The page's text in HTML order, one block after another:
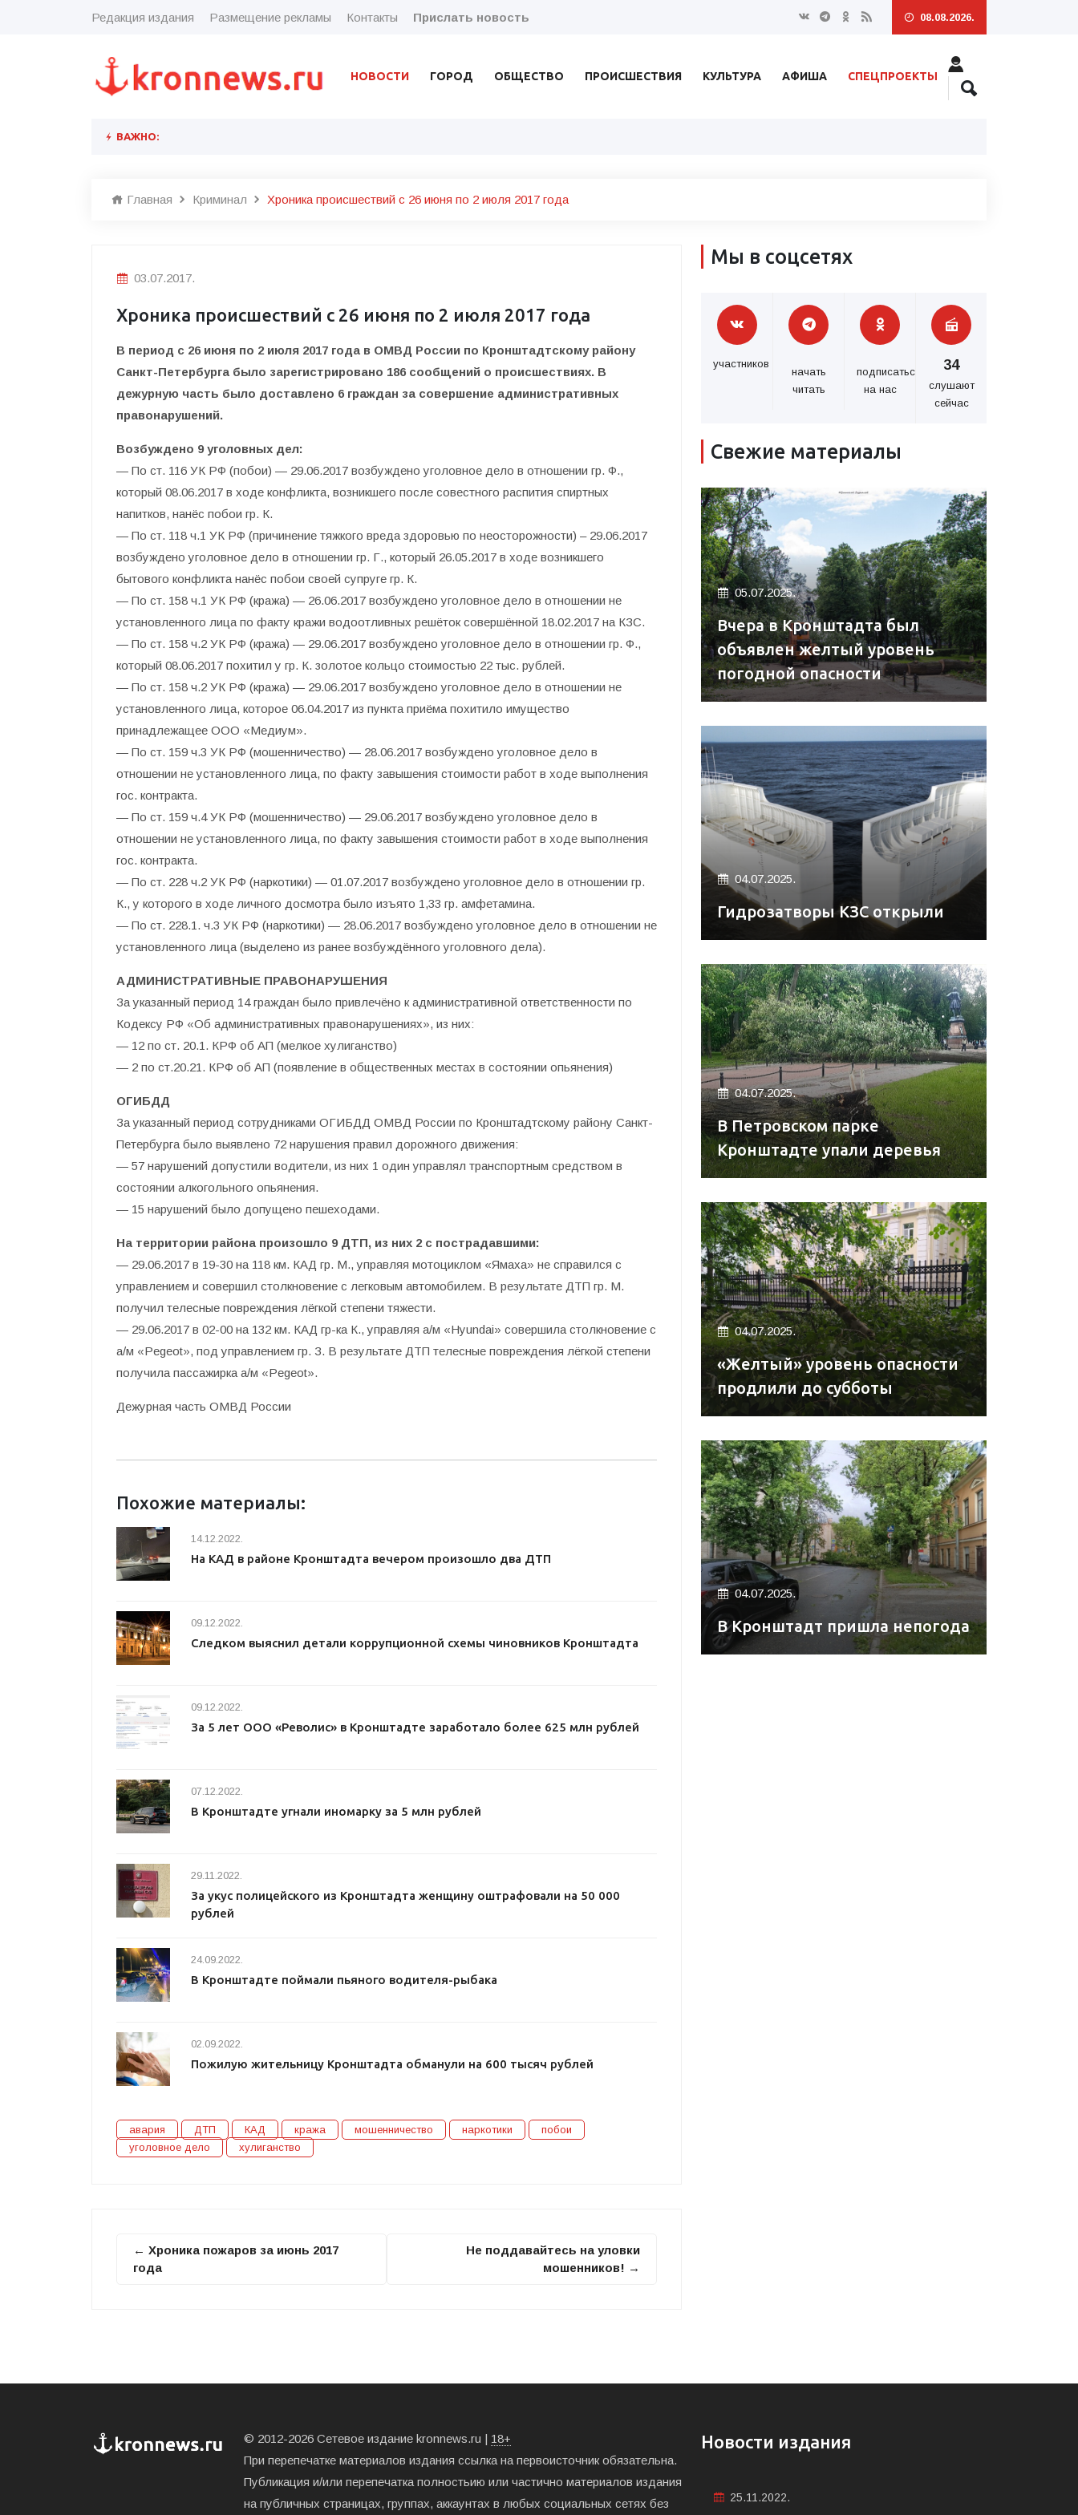
Редакция издания Размещение рекламы Контакты Прислать новость 08.08.2026.
НОВОСТИ ГОРОД ОБЩЕСТВО ПРОИСШЕСТВИЯ КУЛЬТУРА АФИША СПЕЦПРОЕКТЫ
ВАЖНО:
Главная Криминал Хроника происшествий с 26 июня по 2 июля 2017 года
03.07.2017.
Хроника происшествий с 26 июня по 2 июля 2017 года
В период с 26 июня по 2 июля 2017 года в ОМВД России по Кронштадтскому району
Санкт-Петербурга было зарегистрировано 186 сообщений о происшествиях. В
дежурную часть было доставлено 6 граждан за совершение административных
правонарушений.
Возбуждено 9 уголовных дел:
— По ст. 116 УК РФ (побои) — 29.06.2017 возбуждено уголовное дело в отношении гр. Ф.,
который 08.06.2017 в ходе конфликта, возникшего после совестного распития спиртных
напитков, нанёс побои гр. К.
— По ст. 118 ч.1 УК РФ (причинение тяжкого вреда здоровью по неосторожности) – 29.06.2017
возбуждено уголовное дело в отношении гр. Г., который 26.05.2017 в ходе возникшего
бытового конфликта нанёс побои своей супруге гр. К.
— По ст. 158 ч.1 УК РФ (кража) — 26.06.2017 возбуждено уголовное дело в отношении не
установленного лица по факту кражи водоотливных решёток совершённой 18.02.2017 на КЗС.
— По ст. 158 ч.2 УК РФ (кража) — 29.06.2017 возбуждено уголовное дело в отношении гр. Ф.,
который 08.06.2017 похитил у гр. К. золотое кольцо стоимостью 22 тыс. рублей.
— По ст. 158 ч.2 УК РФ (кража) — 29.06.2017 возбуждено уголовное дело в отношении не
установленного лица, которое 06.04.2017 из пункта приёма похитило имущество
принадлежащее ООО «Медиум».
— По ст. 159 ч.3 УК РФ (мошенничество) — 28.06.2017 возбуждено уголовное дело в
отношении не установленного лица, по факту завышения стоимости работ в ходе выполнения
гос. контракта.
— По ст. 159 ч.4 УК РФ (мошенничество) — 29.06.2017 возбуждено уголовное дело в
отношении не установленного лица, по факту завышения стоимости работ в ходе выполнения
гос. контракта.
— По ст. 228 ч.2 УК РФ (наркотики) — 01.07.2017 возбуждено уголовное дело в отношении гр.
К., у которого в ходе личного досмотра было изъято 1,33 гр. амфетамина.
— По ст. 228.1. ч.3 УК РФ (наркотики) — 28.06.2017 возбуждено уголовное дело в отношении не
установленного лица (выделено из ранее возбуждённого уголовного дела).
АДМИНИСТРАТИВНЫЕ ПРАВОНАРУШЕНИЯ
За указанный период 14 граждан было привлечёно к административной ответственности по
Кодексу РФ «Об административных правонарушениях», из них:
— 12 по ст. 20.1. КРФ об АП (мелкое хулиганство)
— 2 по ст.20.21. КРФ об АП (появление в общественных местах в состоянии опьянения)
ОГИБДД
За указанный период сотрудниками ОГИБДД ОМВД России по Кронштадтскому району Санкт-
Петербурга было выявлено 72 нарушения правил дорожного движения:
— 57 нарушений допустили водители, из них 1 один управлял транспортным средством в
состоянии алкогольного опьянения.
— 15 нарушений было допущено пешеходами.
На территории района произошло 9 ДТП, из них 2 с пострадавшими:
— 29.06.2017 в 19-30 на 118 км. КАД гр. М., управляя мотоциклом «Ямаха» не справился с
управлением и совершил столкновение с легковым автомобилем. В результате ДТП гр. М.
получил телесные повреждения лёгкой степени тяжести.
— 29.06.2017 в 02-00 на 132 км. КАД гр-ка К., управляя а/м «Hyundai» совершила столкновение с
а/м «Pegeot», под управлением гр. З. В результате ДТП телесные повреждения лёгкой степени
получила пассажирка а/м «Pegeot».
Дежурная часть ОМВД России
Похожие материалы:
14.12.2022.
На КАД в районе Кронштадта вечером произошло два ДТП
09.12.2022.
Следком выяснил детали коррупционной схемы чиновников Кронштадта
09.12.2022.
За 5 лет ООО «Револис» в Кронштадте заработало более 625 млн рублей
07.12.2022.
В Кронштадте угнали иномарку за 5 млн рублей
29.11.2022.
За укус полицейского из Кронштадта женщину оштрафовали на 50 000
рублей
24.09.2022.
В Кронштадте поймали пьяного водителя-рыбака
02.09.2022.
Пожилую жительницу Кронштадта обманули на 600 тысяч рублей
авария ДТП КАД кража мошенничество наркотики
побои
уголовное дело
хулиганство
← Хроника пожаров за июнь 2017
года
Не поддавайтесь на уловки
мошенников! →
Мы в соцсетях
участников
начать
читать
подписаться
на нас
34
слушают
сейчас
Свежие материалы
05.07.2025.
Вчера в Кронштадта был
объявлен желтый уровень
погодной опасности
04.07.2025.
Гидрозатворы КЗС открыли
04.07.2025.
В Петровском парке
Кронштадте упали деревья
04.07.2025.
«Желтый» уровень опасности
продлили до субботы
04.07.2025.
В Кронштадт пришла непогода
© 2012-2026 Сетевое издание kronnews.ru | 18+
При перепечатке материалов издания ссылка на первоисточник обязательна.
Публикация и/или перепечатка полностьию или частично материалов издания
на публичных страницах, группах, аккаунтах в любых социальных сетях без
Новости издания
25.11.2022.